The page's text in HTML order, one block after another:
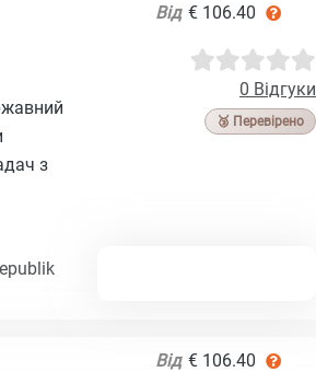
Від € 106.40
0 Відгуки
🥉 Перевірено
з
Від € 106.40